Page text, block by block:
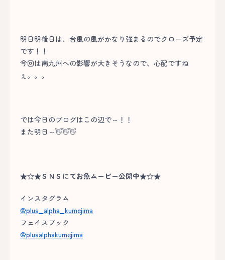
明日明後日は、台風の風がかなり強まるのでクローズ予定
です！！
今回は南九州への影響が大きそうなので、心配ですね
ぇ。。。
では今日のブログはこの辺で～！！
また明日～👋👋👋
★☆★ＳＮＳにてお魚ムービー公開中★☆★
インスタグラム
@plus_alpha_kumejima
フェイスブック
@plusalphakumejima